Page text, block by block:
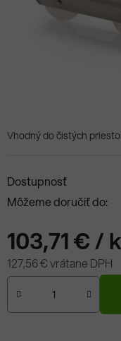
Vhodný do čistých
Dostupnosť
Môžeme doručiť do:
103,71 €/
127,56 € vrátane DPH